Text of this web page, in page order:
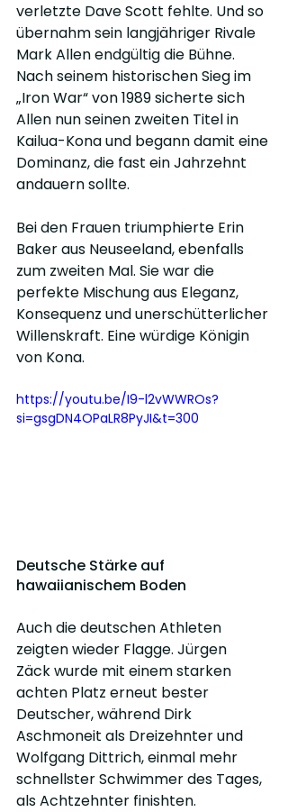
verletzte Dave Scott fehlte. Und so
übernahm sein langjähriger Rivale
Mark Allen endgültig die Bühne.
Nach seinem historischen Sieg im
„Iron War“ von 1989 sicherte sich
Allen nun seinen zweiten Titel in
Kailua-Kona und begann damit eine
Dominanz, die fast ein Jahrzehnt
andauern sollte.
Bei den Frauen triumphierte Erin
Baker aus Neuseeland, ebenfalls
zum zweiten Mal. Sie war die
perfekte Mischung aus Eleganz,
Konsequenz und unerschütterlicher
Willenskraft. Eine würdige Königin
von Kona.
https://youtu.be/I9-l2vWWROs?
si=gsgDN4OPaLR8PyJI&t=300
Deutsche Stärke auf
hawaiianischem Boden
Auch die deutschen Athleten
zeigten wieder Flagge. Jürgen
Zäck wurde mit einem starken
achten Platz erneut bester
Deutscher, während Dirk
Aschmoneit als Dreizehnter und
Wolfgang Dittrich, einmal mehr
schnellster Schwimmer des Tages,
als Achtzehnter finishten.